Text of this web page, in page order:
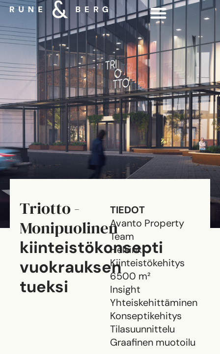
Triotto -
Monipuolinen
kiinteistökonsepti
vuokrauksen
tueksi
TIEDOT
Avanto Property
Team
Helsinki
Kiinteistökehitys
6500 m²
Insight
Yhteiskehittäminen
Konseptikehitys
Tilasuunnittelu
Graafinen muotoilu